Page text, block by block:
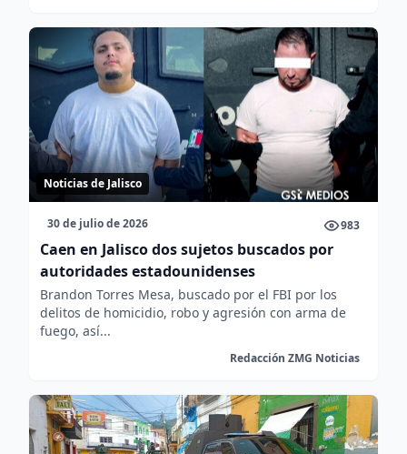
Noticias de Jalisco
30 de julio de 2026 983
Caen en Jalisco dos sujetos buscados por
autoridades estadounidenses
Brandon Torres Mesa, buscado por el FBI por los
delitos de homicidio, robo y agresión con arma de
fuego, así...
Redacción ZMG Noticias